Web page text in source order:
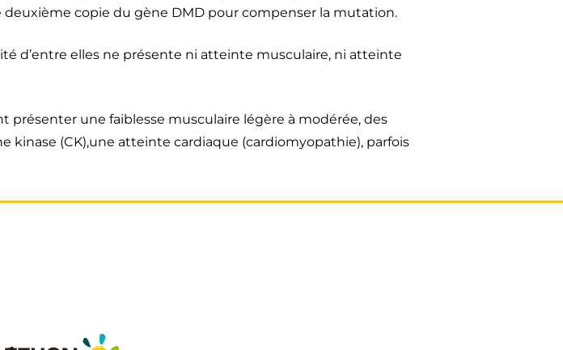
copie du gène DMD pour compenser la mutation.
d’entre elles ne présente ni atteinte musculaire, ni atteinte
présenter une faiblesse musculaire légère à modérée, des
(CK),une atteinte cardiaque (cardiomyopathie), parfois